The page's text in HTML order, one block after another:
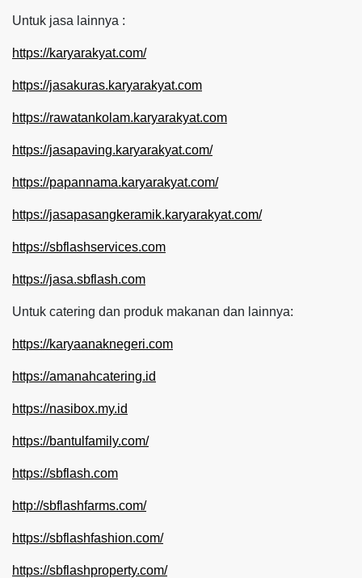
Untuk jasa lainnya :
https://karyarakyat.com/
https://jasakuras.karyarakyat.com
https://rawatankolam.karyarakyat.com
https://jasapaving.karyarakyat.com/
https://papannama.karyarakyat.com/
https://jasapasangkeramik.karyarakyat.com/
https://sbflashservices.com
https://jasa.sbflash.com
Untuk catering dan produk makanan dan lainnya:
https://karyaanaknegeri.com
https://amanahcatering.id
https://nasibox.my.id
https://bantulfamily.com/
https://sbflash.com
http://sbflashfarms.com/
https://sbflashfashion.com/
https://sbflashproperty.com/